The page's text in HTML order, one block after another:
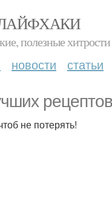
полезные хитрости
новости статьи
не потерять!